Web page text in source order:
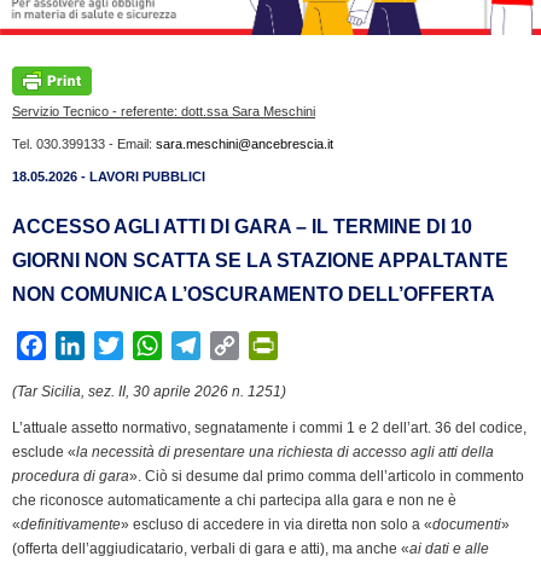
Servizio Tecnico - referente: dott.ssa Sara Meschini
Tel. 030.399133 - Email: sara.meschini@ancebrescia.it
18.05.2026 - LAVORI PUBBLICI
ACCESSO AGLI ATTI DI GARA – IL TERMINE DI 10
GIORNI NON SCATTA SE LA STAZIONE APPALTANTE
NON COMUNICA L’OSCURAMENTO DELL’OFFERTA
c
e
b
o
o
k
n
k
e
I
n
i
t
t
e
r
W
a
t
s
A
p
p
l
e
g
a
m
C
p
y
L
n
k
i
n
t
F
r
i
(Tar Sicilia, sez. II, 30 aprile 2026 n. 1251)
L’attuale assetto normativo, segnatamente i commi 1 e 2 dell’art. 36 del codice,
esclude «la necessità di presentare una richiesta di accesso agli atti della
procedura di gara». Ciò si desume dal primo comma dell’articolo in commento
che riconosce automaticamente a chi partecipa alla gara e non ne è
«definitivamente» escluso di accedere in via diretta non solo a «documenti»
(offerta dell’aggiudicatario, verbali di gara e atti), ma anche «ai dati e alle